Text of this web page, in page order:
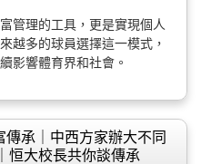
管理的工具，更是實現個人
越多的球員選擇這一模式，
影響體育界和社會。
承｜中西方家辦大不同
恒大校長共你談傳承